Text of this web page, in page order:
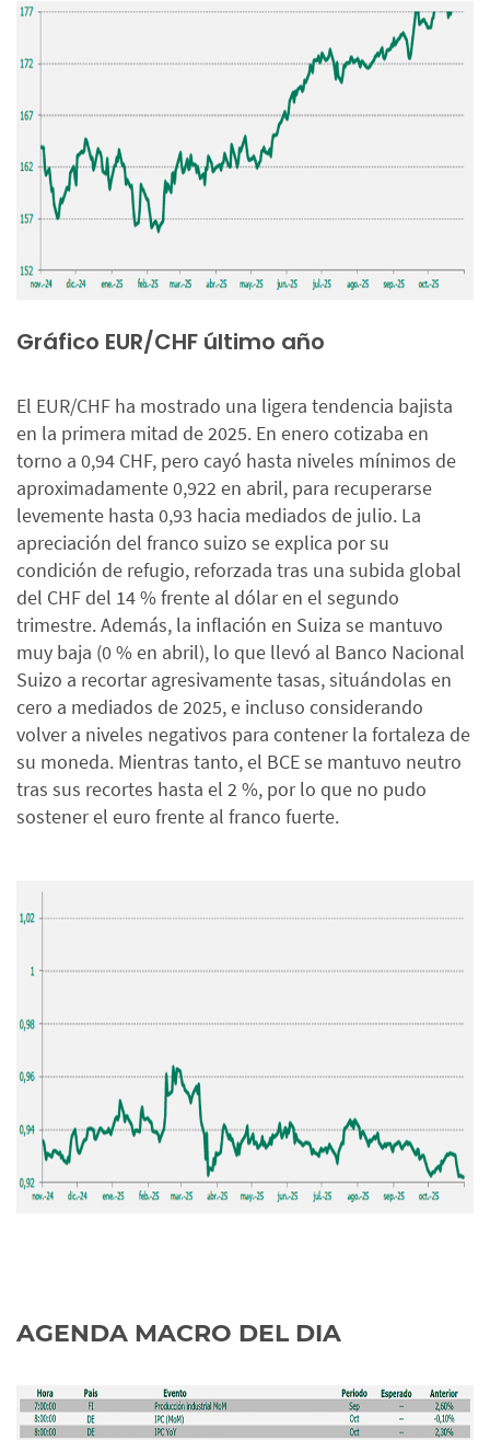
Gráfico EUR/CHF último año
El EUR/CHF ha mostrado una ligera tendencia bajista
en la primera mitad de 2025. En enero cotizaba en
torno a 0,94 CHF, pero cayó hasta niveles mínimos de
aproximadamente 0,922 en abril, para recuperarse
levemente hasta 0,93 hacia mediados de julio. La
apreciación del franco suizo se explica por su
condición de refugio, reforzada tras una subida global
del CHF del 14 % frente al dólar en el segundo
trimestre. Además, la inflación en Suiza se mantuvo
muy baja (0 % en abril), lo que llevó al Banco Nacional
Suizo a recortar agresivamente tasas, situándolas en
cero a mediados de 2025, e incluso considerando
volver a niveles negativos para contener la fortaleza de
su moneda. Mientras tanto, el BCE se mantuvo neutro
tras sus recortes hasta el 2 %, por lo que no pudo
sostener el euro frente al franco fuerte.
AGENDA MACRO DEL DIA